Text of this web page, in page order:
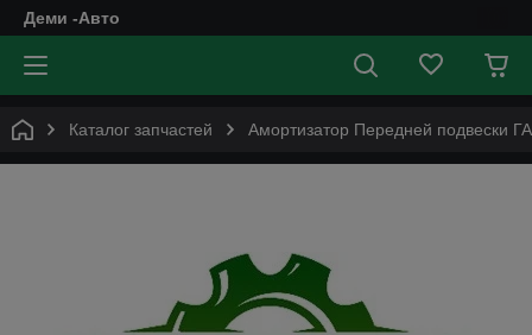
Деми -Авто
Каталог запчастей Амортизатор Передней подвески